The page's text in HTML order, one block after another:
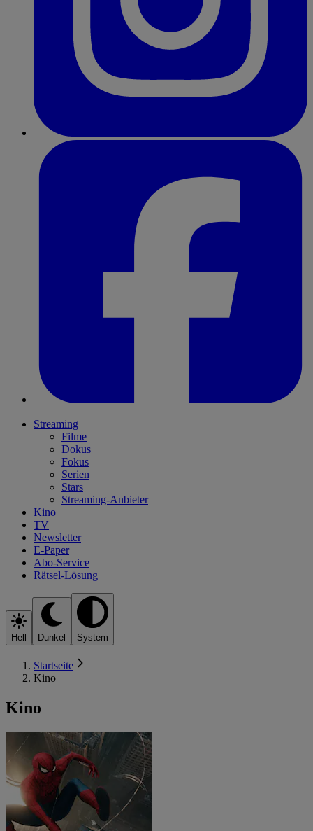
Streaming
Filme
Dokus
Fokus
Serien
Stars
Streaming-Anbieter
Kino
TV
Newsletter
E-Paper
Abo-Service
Rätsel-Lösung
Hell Dunkel System
Startseite
Kino
Kino